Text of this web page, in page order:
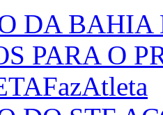
DA
PARA O